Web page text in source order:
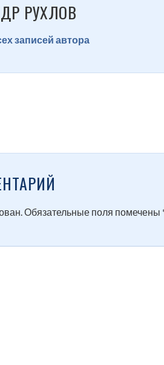
РУХЛОВ
записей автора
Обязательные поля помечены